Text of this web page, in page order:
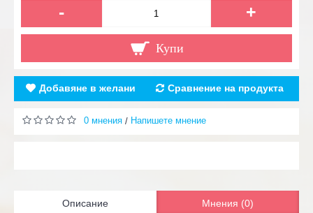
- +
Купи
Добавяне в желани Сравнение на продукта
0 мнения / Напишете мнение
Описание Мнения (0)